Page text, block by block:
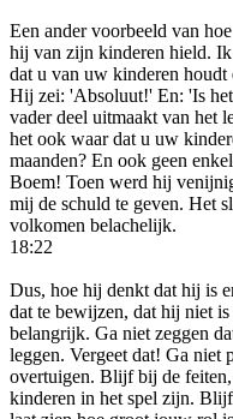
Een ander voorbeeld van
hij van zijn kinderen hield.
dat u van uw kinderen
Hij zei: 'Absoluut!' En: 'Is
vader deel uitmaakt van het
het ook waar dat u uw
maanden? En ook geen
Boem! Toen werd hij
mij de schuld te geven. Het
volkomen belachelijk.
18:22
Dus, hoe hij denkt dat hij is
dat te bewijzen, dat hij niet
belangrijk. Ga niet zeggen
leggen. Vergeet dat! Ga niet
overtuigen. Blijf bij de
kinderen in het spel zijn.